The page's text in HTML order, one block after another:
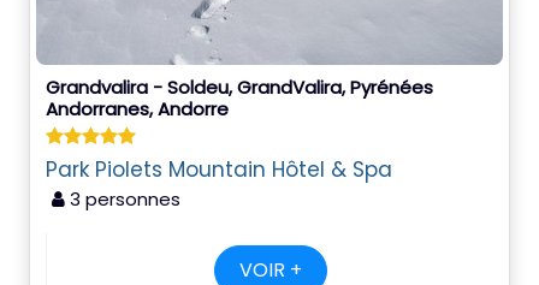
Grandvalira - Soldeu, GrandValira, Pyrénées
Andorranes, Andorre
Park Piolets Mountain Hôtel & Spa
3 personnes
VOIR +